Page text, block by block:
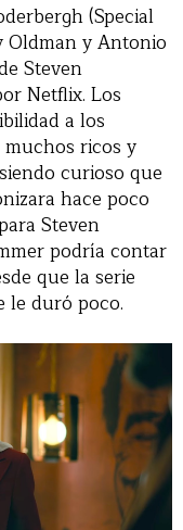
(Special
Oldman y Antonio
Steven
Netflix. Los
a los
ricos y
curioso que
hace poco
Steven
podría contar
que la serie
le duró poco.